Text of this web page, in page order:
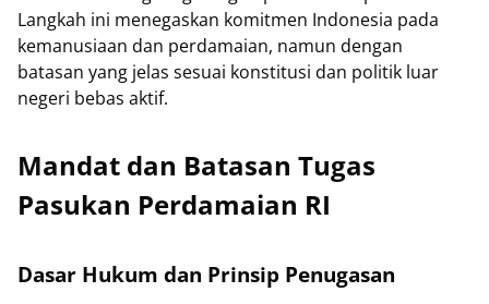
Langkah ini menegaskan komitmen Indonesia pada
kemanusiaan dan perdamaian, namun dengan
batasan yang jelas sesuai konstitusi dan politik luar
negeri bebas aktif.
Mandat dan Batasan Tugas
Pasukan Perdamaian RI
Dasar Hukum dan Prinsip Penugasan